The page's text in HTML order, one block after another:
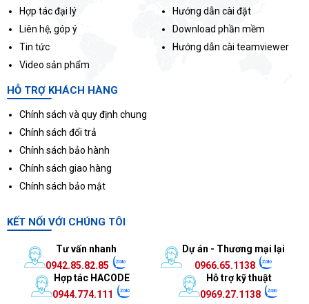
Hợp tác đại lý
Liên hệ, góp ý
Tin tức
Video sản phẩm
Hướng dẫn cài đặt
Download phần mềm
Hướng dẫn cài teamviewer
HỖ TRỢ KHÁCH HÀNG
Chính sách và quy định chung
Chính sách đổi trả
Chính sách bảo hành
Chính sách giao hàng
Chính sách bảo mật
KẾT NỐI VỚI CHÚNG TÔI
Tư vấn nhanh
0942.85.82.85
Dự án - Thương mại lại
0966.65.1138
Hợp tác HACODE
0944.774.111
Hỗ trợ kỹ thuật
0969.27.1138